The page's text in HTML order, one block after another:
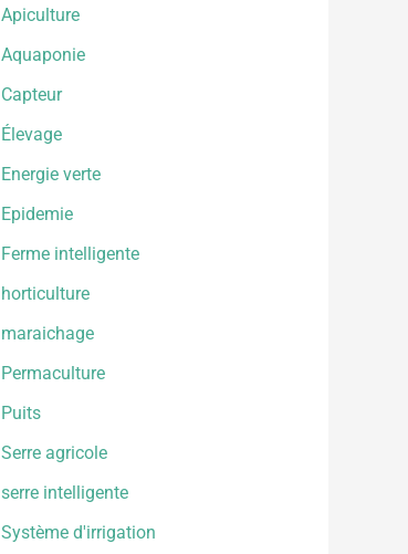
Apiculture
Aquaponie
Capteur
Élevage
Energie verte
Epidemie
Ferme intelligente
horticulture
maraichage
Permaculture
Puits
Serre agricole
serre intelligente
Système d'irrigation